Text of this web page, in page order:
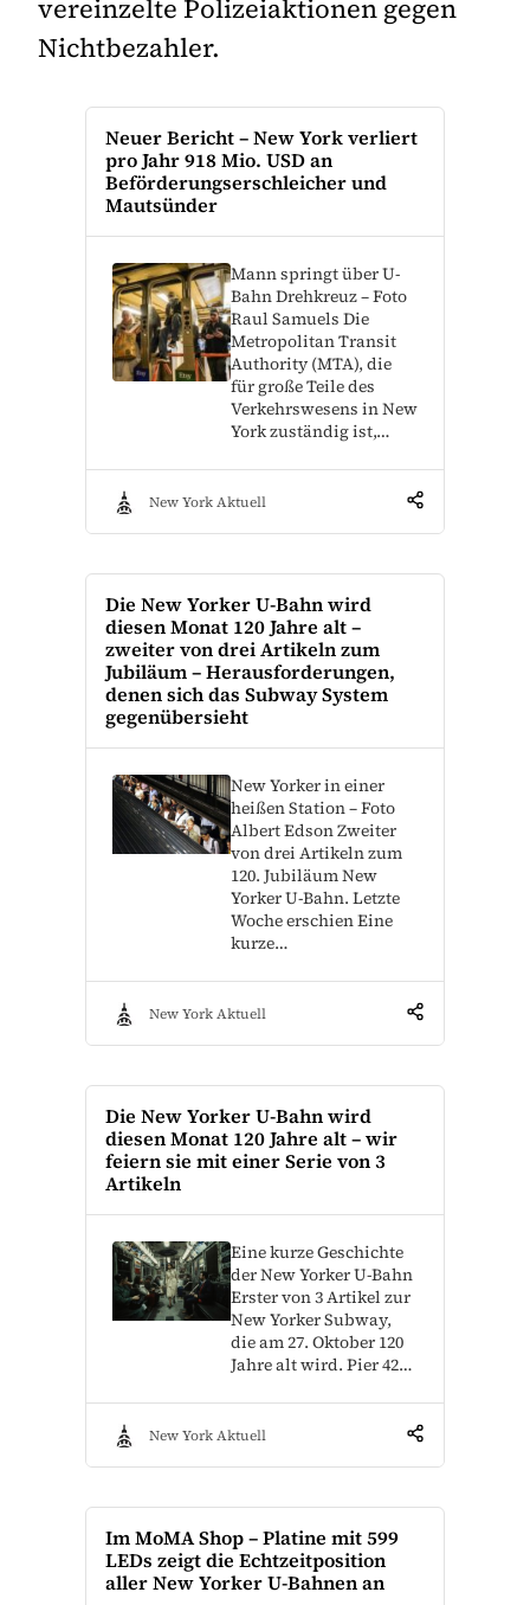
vereinzelte Polizeiaktionen gegen
Nichtbezahler.
Neuer Bericht – New York verliert
pro Jahr 918 Mio. USD an
Beförderungserschleicher und
Mautsünder
Mann springt über U-
Bahn Drehkreuz – Foto
Raul Samuels Die
Metropolitan Transit
Authority (MTA), die
für große Teile des
Verkehrswesens in New
York zuständig ist,…
New York Aktuell
Die New Yorker U-Bahn wird
diesen Monat 120 Jahre alt –
zweiter von drei Artikeln zum
Jubiläum – Herausforderungen,
denen sich das Subway System
gegenübersieht
New Yorker in einer
heißen Station – Foto
Albert Edson Zweiter
von drei Artikeln zum
120. Jubiläum New
Yorker U-Bahn. Letzte
Woche erschien Eine
kurze…
New York Aktuell
Die New Yorker U-Bahn wird
diesen Monat 120 Jahre alt – wir
feiern sie mit einer Serie von 3
Artikeln
Eine kurze Geschichte
der New Yorker U-Bahn
Erster von 3 Artikel zur
New Yorker Subway,
die am 27. Oktober 120
Jahre alt wird. Pier 42…
New York Aktuell
Im MoMA Shop – Platine mit 599
LEDs zeigt die Echtzeitposition
aller New Yorker U-Bahnen an